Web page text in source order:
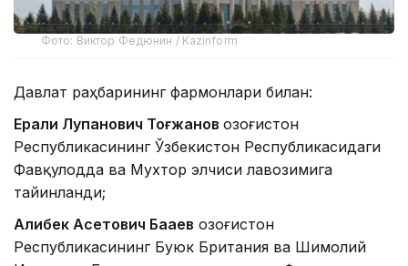
Фото: Виктор Федюнин / Kazinform
Давлат раҳбарининг фармонлари билан:
Ерали Луқпанович Тоғжанов Қозоғистон
Республикасининг Ўзбекистон Республикасидаги
Фавқулодда ва Мухтор элчиси лавозимига
тайинланди;
Алибек Асетович Бақаев Қозоғистон
Республикасининг Буюк Британия ва Шимолий